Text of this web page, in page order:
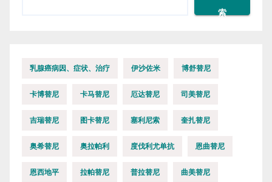
索
乳腺癌病因、症状、治疗 伊沙佐米 博舒替尼
卡博替尼 卡马替尼 厄达替尼 司美替尼
吉瑞替尼 图卡替尼 塞利尼索 奎扎替尼
奥希替尼 奥拉帕利 度伐利尤单抗 恩曲替尼
恩西地平 拉帕替尼 普拉替尼 曲美替尼